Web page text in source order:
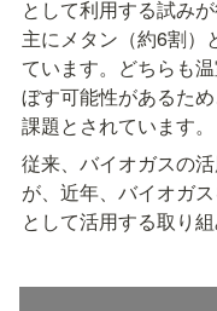
として利用する試み
主にメタン（約6割）
ています。どちらも
ぼす可能性があるた
課題とされています。
従来、バイオガスの
が、近年、バイオガ
として活用する取り